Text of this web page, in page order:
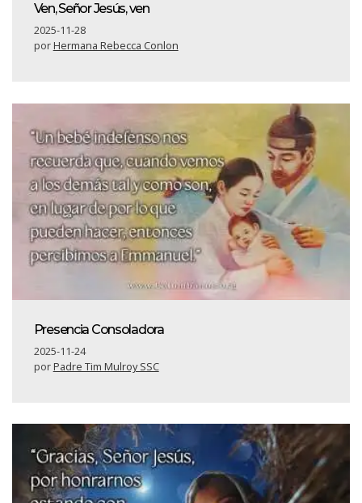
Ven, Señor Jesús, ven
2025-11-28
porHermana Rebecca Conlon
Presencia Consoladora
2025-11-24
porPadre Tim Mulroy SSC